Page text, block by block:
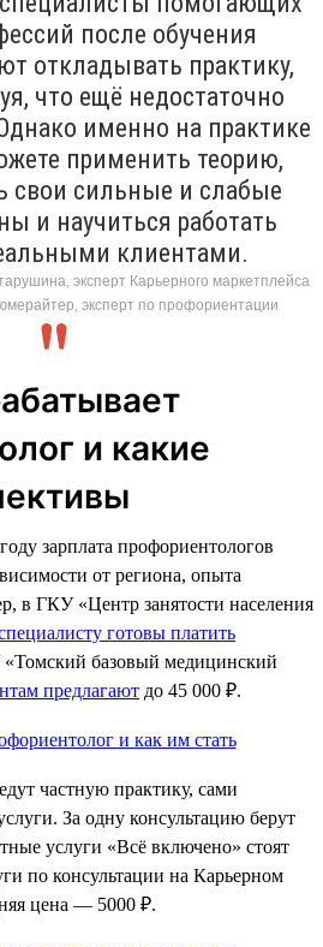
после обучения
откладывать практику,
что ещё недостаточно
именно на практике
применить теорию,
свои сильные и слабые
и научиться работать
клиентами.
эксперт Карьерного маркетплейса
эксперт по профориентации
и какие
зарплата профориентологов
от региона, опыта
в ГКУ «Центр занятости населения
готовы платить
базовый медицинский
предлагают до 45 000 ₽.
частную практику, сами
За одну консультацию берут
услуги «Всё включено» стоят
по консультации на Карьерном
цена — 5000 ₽.